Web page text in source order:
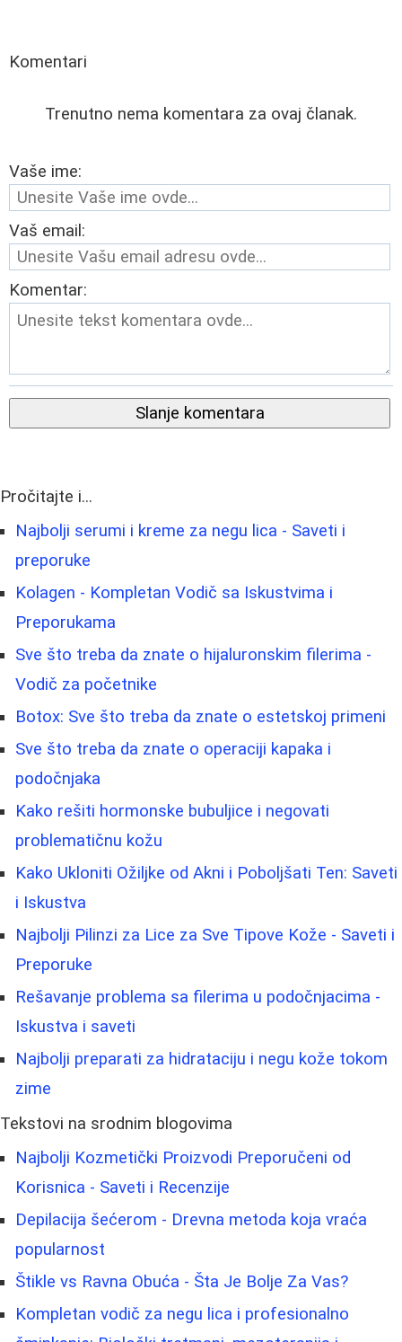
Komentari
Trenutno nema komentara za ovaj članak.
Vaše ime:
Vaš email:
Komentar:
Slanje komentara
Pročitajte i...
Najbolji serumi i kreme za negu lica - Saveti i
preporuke
Kolagen - Kompletan Vodič sa Iskustvima i
Preporukama
Sve što treba da znate o hijaluronskim filerima -
Vodič za početnike
Botox: Sve što treba da znate o estetskoj primeni
Sve što treba da znate o operaciji kapaka i
podočnjaka
Kako rešiti hormonske bubuljice i negovati
problematičnu kožu
Kako Ukloniti Ožiljke od Akni i Poboljšati Ten: Saveti
i Iskustva
Najbolji Pilinzi za Lice za Sve Tipove Kože - Saveti i
Preporuke
Rešavanje problema sa filerima u podočnjacima -
Iskustva i saveti
Najbolji preparati za hidrataciju i negu kože tokom
zime
Tekstovi na srodnim blogovima
Najbolji Kozmetički Proizvodi Preporučeni od
Korisnica - Saveti i Recenzije
Depilacija šećerom - Drevna metoda koja vraća
popularnost
Štikle vs Ravna Obuća - Šta Je Bolje Za Vas?
Kompletan vodič za negu lica i profesionalno